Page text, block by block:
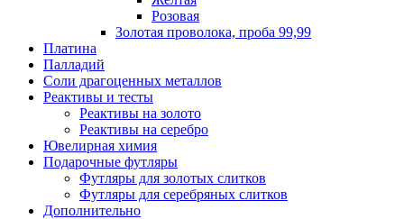
Розовая
Золотая проволока, проба 99,99
Платина
Палладий
Соли драгоценных металлов
Реактивы и тесты
Реактивы на золото
Реактивы на серебро
Ювелирная химия
Подарочные футляры
Футляры для золотых слитков
Футляры для серебряных слитков
Дополнительно